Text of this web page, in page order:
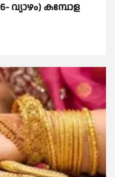
വ്യാഴം) കമ്പോള